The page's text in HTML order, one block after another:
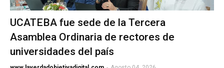
UCATEBA fue sede de la Tercera
Asamblea Ordinaria de rectores de
universidades del país